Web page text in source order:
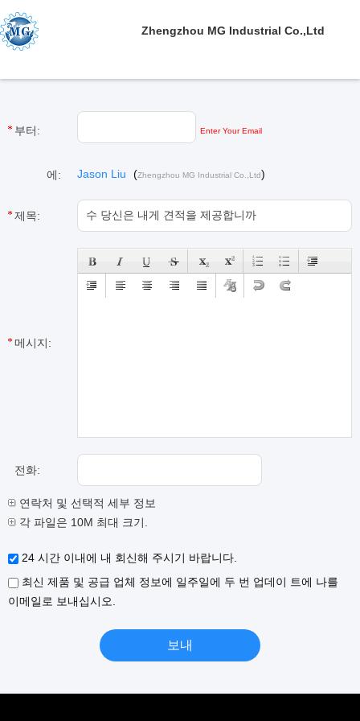
Zhengzhou MG Industrial Co.,Ltd
부터: Enter Your Email
에: Jason Liu (Zhengzhou MG Industrial Co.,Ltd)
제목:
메시지:
전화:
연락처 및 선택적 세부 정보
각 파일은 10M 최대 크기.
24 시간 이내에 내 회신해 주시기 바랍니다.
최신 제품 및 공급 업체 정보에 일주일에 두 번 업데이 트에 나를
이메일로 보내십시오.